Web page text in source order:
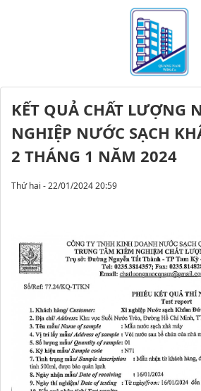
KẾT QUẢ CHẤT LƯỢNG
NGHIỆP NƯỚC SẠCH
2 THÁNG 1 NĂM 2024
Thứ hai - 22/01/2024 20:59